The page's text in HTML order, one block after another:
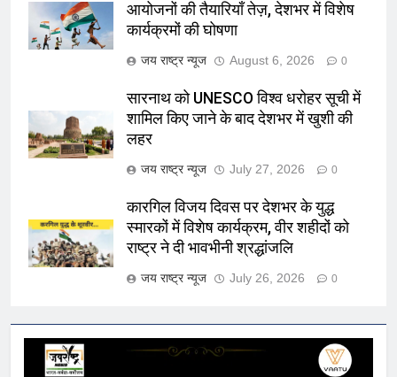
आयोजनों की तैयारियाँ तेज़, देशभर में विशेष
कार्यक्रमों की घोषणा
जय राष्ट्र न्यूज August 6, 2026 0
सारनाथ को UNESCO विश्व धरोहर सूची में
शामिल किए जाने के बाद देशभर में खुशी की
लहर
जय राष्ट्र न्यूज July 27, 2026 0
कारगिल विजय दिवस पर देशभर के युद्ध
स्मारकों में विशेष कार्यक्रम, वीर शहीदों को
राष्ट्र ने दी भावभीनी श्रद्धांजलि
जय राष्ट्र न्यूज July 26, 2026 0